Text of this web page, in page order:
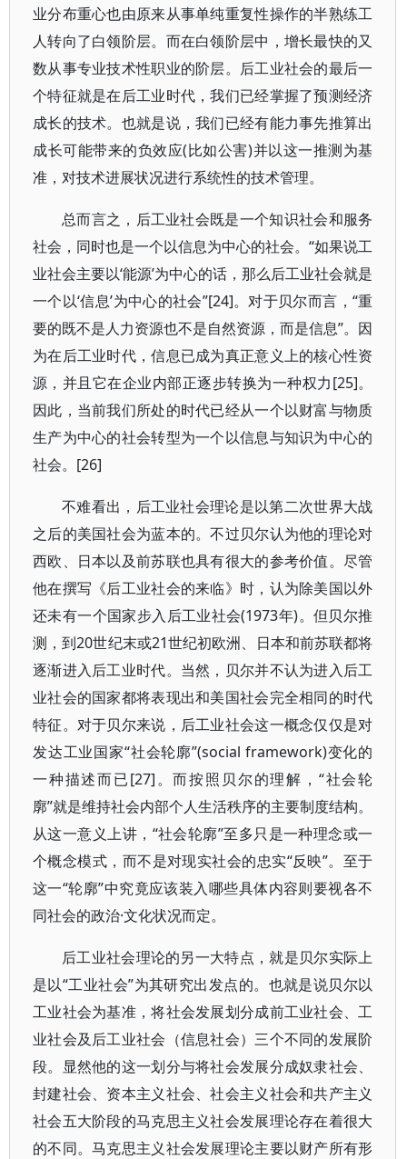
业分布重心也由原来从事单纯重复性操作的半熟练工
人转向了白领阶层。而在白领阶层中，增长最快的又
数从事专业技术性职业的阶层。后工业社会的最后一
个特征就是在后工业时代，我们已经掌握了预测经济
成长的技术。也就是说，我们已经有能力事先推算出
成长可能带来的负效应(比如公害)并以这一推测为基
准，对技术进展状况进行系统性的技术管理。
总而言之，后工业社会既是一个知识社会和服务
社会，同时也是一个以信息为中心的社会。“如果说工
业社会主要以‘能源’为中心的话，那么后工业社会就是
一个以‘信息’为中心的社会”[24]。对于贝尔而言，“重
要的既不是人力资源也不是自然资源，而是信息”。因
为在后工业时代，信息已成为真正意义上的核心性资
源，并且它在企业内部正逐步转换为一种权力[25]。
因此，当前我们所处的时代已经从一个以财富与物质
生产为中心的社会转型为一个以信息与知识为中心的
社会。[26]
不难看出，后工业社会理论是以第二次世界大战
之后的美国社会为蓝本的。不过贝尔认为他的理论对
西欧、日本以及前苏联也具有很大的参考价值。尽管
他在撰写《后工业社会的来临》时，认为除美国以外
还未有一个国家步入后工业社会(1973年)。但贝尔推
测，到20世纪末或21世纪初欧洲、日本和前苏联都将
逐渐进入后工业时代。当然，贝尔并不认为进入后工
业社会的国家都将表现出和美国社会完全相同的时代
特征。对于贝尔来说，后工业社会这一概念仅仅是对
发达工业国家“社会轮廓”(social framework)变化的
一种描述而已[27]。而按照贝尔的理解，“社会轮
廓”就是维持社会内部个人生活秩序的主要制度结构。
从这一意义上讲，“社会轮廓”至多只是一种理念或一
个概念模式，而不是对现实社会的忠实“反映”。至于
这一“轮廓”中究竟应该装入哪些具体内容则要视各不
同社会的政治·文化状况而定。
后工业社会理论的另一大特点，就是贝尔实际上
是以“工业社会”为其研究出发点的。也就是说贝尔以
工业社会为基准，将社会发展划分成前工业社会、工
业社会及后工业社会（信息社会）三个不同的发展阶
段。显然他的这一划分与将社会发展分成奴隶社会、
封建社会、资本主义社会、社会主义社会和共产主义
社会五大阶段的马克思主义社会发展理论存在着很大
的不同。马克思主义社会发展理论主要以财产所有形